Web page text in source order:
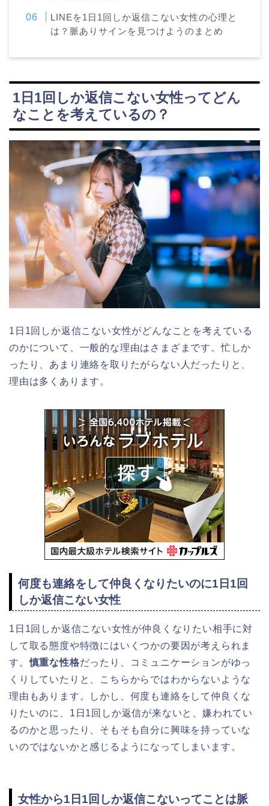
LINEを1日1回しか返信こない女性の心理と
は？脈ありサインを見つけようのまとめ
1日1回しか返信こない女性ってどん
なことを考えているの？
1日1回しか返信こない女性がどんなことを考えている
のかについて、一般的な理由はさまざまです。忙しか
ったり、あまり連絡を取りたがらない人だったりと、
理由は多くあります。
何度も連絡をして仲良くなりたいのに1日1回
しか返信こない女性
1日1回しか返信こない女性が仲良くなりたい相手に対
して取る態度や特徴にはいくつかの要因が考えられま
す。慎重な性格だったり、コミュニケーションがゆっ
くりしていたりと、こちらからではわからないような
理由もあります。しかし、何度も連絡をして仲良くな
りたいのに、1日1回しか返信が来ないと、嫌われてい
るのかと思ったり、そもそも自分に興味を持っていな
いのではないかと感じるようになってしまいます。
女性から1日1回しか返信こないってことは脈